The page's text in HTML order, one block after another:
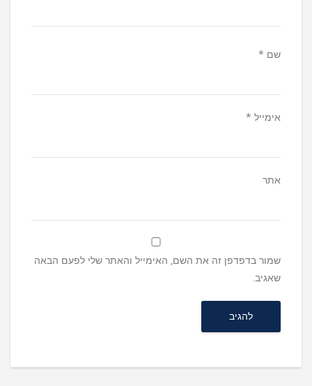
שם *
אימייל *
אתר
שמור בדפדפן זה את השם, האימייל והאתר שלי לפעם הבאה
שאגיב.